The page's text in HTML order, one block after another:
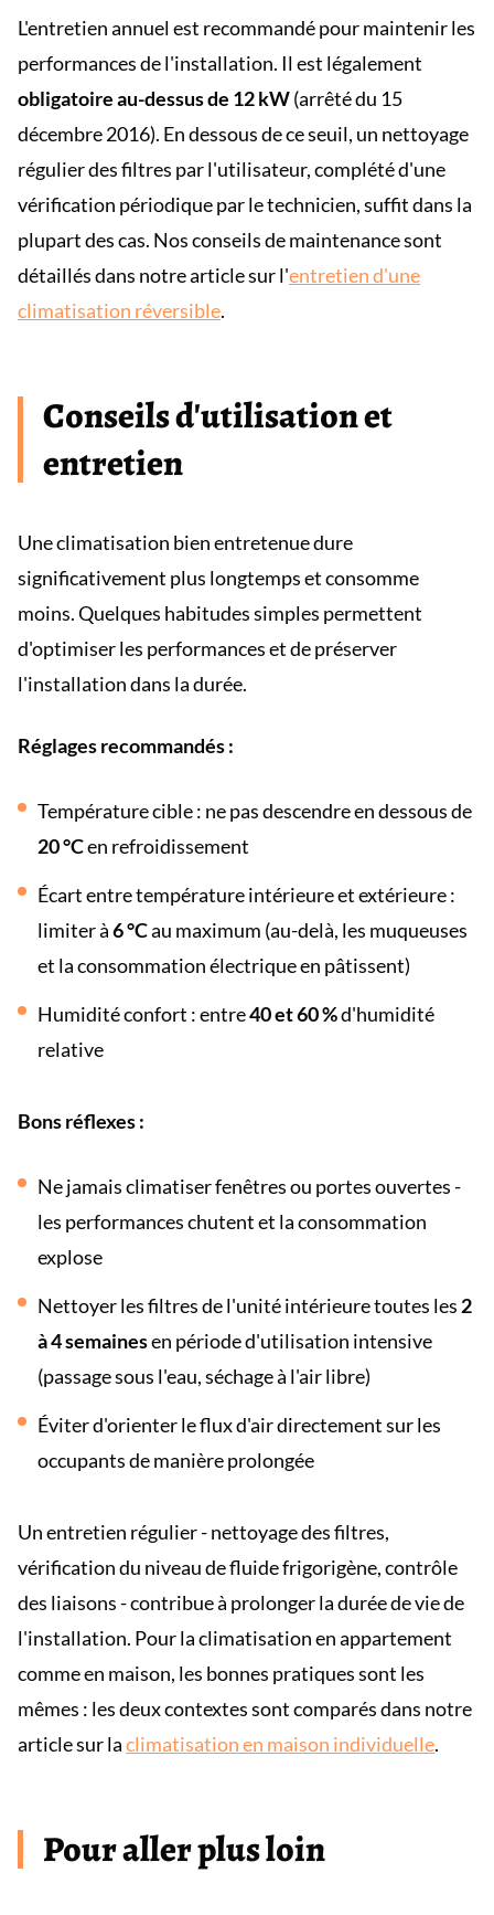
L'entretien annuel est recommandé pour maintenir les
performances de l'installation. Il est légalement
obligatoire au-dessus de 12 kW(arrêté du 15
décembre 2016). En dessous de ce seuil, un nettoyage
régulier des filtres par l'utilisateur, complété d'une
vérification périodique par le technicien, suffit dans la
plupart des cas. Nos conseils de maintenance sont
détaillés dans notre article sur l'entretien d'une
climatisation réversible.
Conseils d'utilisation et
entretien
Une climatisation bien entretenue dure
significativement plus longtemps et consomme
moins. Quelques habitudes simples permettent
d'optimiser les performances et de préserver
l'installation dans la durée.
Réglages recommandés :
Température cible : ne pas descendre en dessous de
20 °Cen refroidissement
Écart entre température intérieure et extérieure :
limiter à6 °Cau maximum (au-delà, les muqueuses
et la consommation électrique en pâtissent)
Humidité confort : entre40 et 60 %d'humidité
relative
Bons réflexes :
Ne jamais climatiser fenêtres ou portes ouvertes -
les performances chutent et la consommation
explose
Nettoyer les filtres de l'unité intérieure toutes les 2
à 4 semainesen période d'utilisation intensive
(passage sous l'eau, séchage à l'air libre)
Éviter d'orienter le flux d'air directement sur les
occupants de manière prolongée
Un entretien régulier - nettoyage des filtres,
vérification du niveau de fluide frigorigène, contrôle
des liaisons - contribue à prolonger la durée de vie de
l'installation. Pour la climatisation en appartement
comme en maison, les bonnes pratiques sont les
mêmes : les deux contextes sont comparés dans notre
article sur laclimatisation en maison individuelle.
Pour aller plus loin